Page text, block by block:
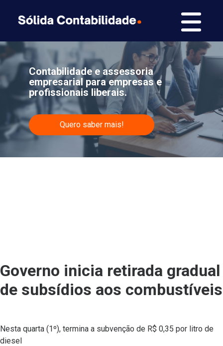
Contabilidade e assessoria
empresarial para empresas e
profissionais liberais.
Quero saber mais!
Governo inicia retirada gradual
de subsídios aos combustíveis
Nesta quarta (1º), termina a subvenção de R$ 0,35 por litro de
diesel